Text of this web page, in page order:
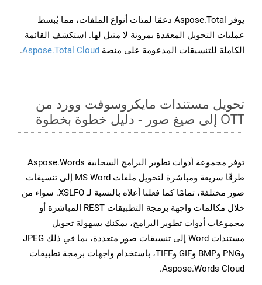
يوفر Aspose.Total دعمًا لمئات أنواع الملفات، مما يُبسط
عمليات التحويل المعقدة بمرونة لا مثيل لها. استكشف القائمة
الكاملة للتنسيقات المدعومة على منصة Aspose.Total Cloud
.
تحويل مستندات مايكروسوفت وورد من
OTT إلى صيغ صور - دليل خطوة بخطوة
توفر مجموعة أدوات تطوير البرامج السحابية Aspose.Words
طرقًا سريعة ومباشرة لتحويل ملفات MS Word إلى تنسيقات
صور مختلفة، تمامًا كما فعلنا أعلاه بالنسبة لـ XSLFO. سواء من
خلال مكالمات واجهة برمجة التطبيقات REST المباشرة أو
مجموعات أدوات تطوير البرامج، يمكنك بسهولة تحويل
مستندات Word إلى تنسيقات صور متعددة، بما في ذلك JPEG
وPNG وBMP وGIF وTIFF، باستخدام واجهات برمجة تطبيقات
Aspose.Words Cloud.